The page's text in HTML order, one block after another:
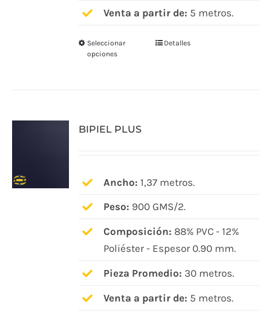
Venta a partir de: 5 metros.
Seleccionar
opciones
Este
pueden
la
página
Detalles
BIPIEL PLUS
Ancho: 1,37 metros.
Peso: 900 GMS/2.
Composición: 88% PVC - 12%
Poliéster - Espesor 0.90 mm.
Pieza Promedio: 30 metros.
Venta a partir de: 5 metros.